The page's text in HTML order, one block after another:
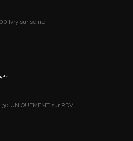
Ivry sur seine
UNIQUEMENT sur RDV